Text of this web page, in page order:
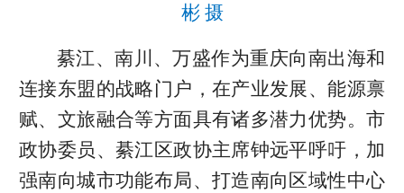
彬 摄
綦江、南川、万盛作为重庆向南出海和
连接东盟的战略门户，在产业发展、能源禀
赋、文旅融合等方面具有诸多潜力优势。市
政协委员、綦江区政协主席钟远平呼吁，加
强南向城市功能布局、打造南向区域性中心